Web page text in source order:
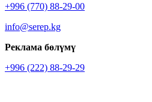
+996 (770) 88-29-00
info@serep.kg
Реклама бөлүмү
+996 (222) 88-29-29